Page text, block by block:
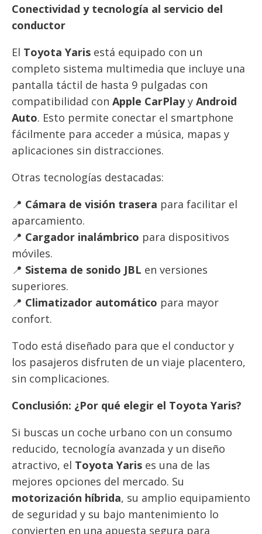
Conectividad y tecnología al servicio del
conductor
El Toyota Yaris está equipado con un
completo sistema multimedia que incluye una
pantalla táctil de hasta 9 pulgadas con
compatibilidad con Apple CarPlayy Android
Auto. Esto permite conectar el smartphone
fácilmente para acceder a música, mapas y
aplicaciones sin distracciones.
Otras tecnologías destacadas:
📍 Cámara de visión trasera para facilitar el
aparcamiento.
📍 Cargador inalámbrico para dispositivos
móviles.
📍 Sistema de sonido JBL en versiones
superiores.
📍 Climatizador automático para mayor
confort.
Todo está diseñado para que el conductor y
los pasajeros disfruten de un viaje placentero,
sin complicaciones.
Conclusión: ¿Por qué elegir el Toyota Yaris?
Si buscas un coche urbano con un consumo
reducido, tecnología avanzada y un diseño
atractivo, el Toyota Yaris es una de las
mejores opciones del mercado. Su
motorización híbrida, su amplio equipamiento
de seguridad y su bajo mantenimiento lo
convierten en una apuesta segura para